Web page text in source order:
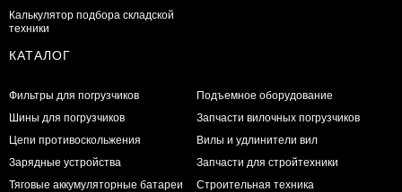
Калькулятор подбора складской
техники
КАТАЛОГ
Фильтры для погрузчиков
Шины для погрузчиков
Цепи противоскольжения
Зарядные устройства
Тяговые аккумуляторные батареи
Подъемное оборудование
Запчасти вилочных погрузчиков
Вилы и удлинители вил
Запчасти для стройтехники
Строительная техника